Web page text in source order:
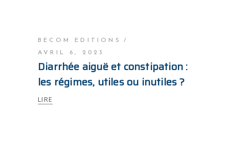
BECOM EDITIONS
AVRIL 6, 2023
Diarrhée aiguë et constipation :
les régimes, utiles ou inutiles ?
LIRE